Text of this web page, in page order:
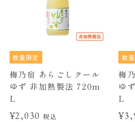
数量限定
梅乃宿 あらごしクール
ゆず 非加熱製法 720m
L
¥2,030税込
数
梅
ゆ
L